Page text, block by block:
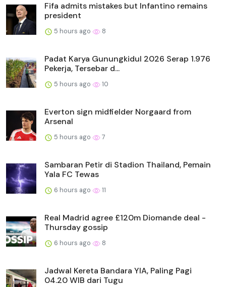
Fifa admits mistakes but Infantino remains
president
5 hours ago 8
Padat Karya Gunungkidul 2026 Serap 1.976
Pekerja, Tersebar d...
5 hours ago 10
Everton sign midfielder Norgaard from
Arsenal
5 hours ago 7
Sambaran Petir di Stadion Thailand, Pemain
Yala FC Tewas
6 hours ago 11
Real Madrid agree £120m Diomande deal -
Thursday gossip
6 hours ago 8
Jadwal Kereta Bandara YIA, Paling Pagi
04.20 WIB dari Tugu